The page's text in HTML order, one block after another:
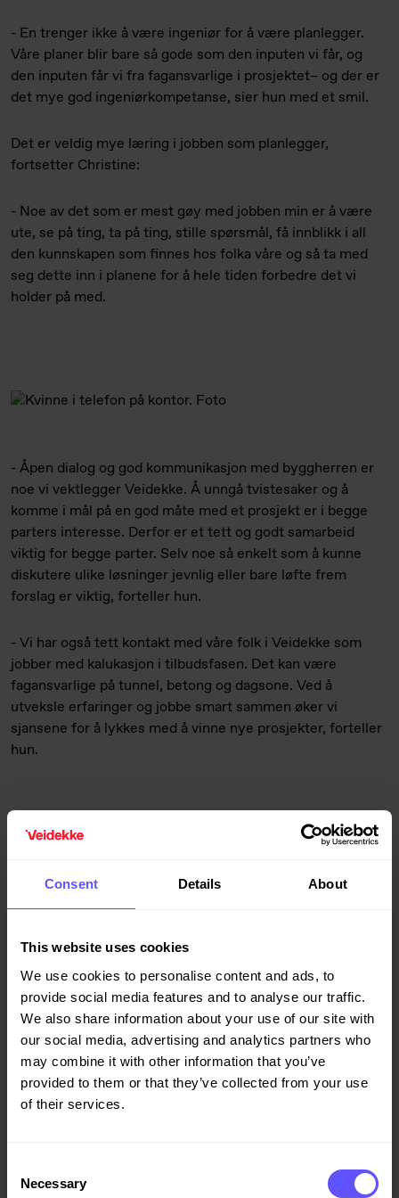
Consent Details About
This website uses cookies
We use cookies to personalise content and ads, to
provide social media features and to analyse our traffic.
We also share information about your use of our site with
our social media, advertising and analytics partners who
may combine it with other information that you’ve
provided to them or that they’ve collected from your use
of their services.
Selection
Necessary
- En trenger ikke å være ingeniør for å være planlegger.
Våre planer blir bare så gode som den inputen vi får, og
den inputen får vi fra fagansvarlige i prosjektet– og der er
det mye god ingeniørkompetanse, sier hun med et smil.
Det er veldig mye læring i jobben som planlegger,
fortsetter Christine:
- Noe av det som er mest gøy med jobben min er å være
ute, se på ting, ta på ting, stille spørsmål, få innblikk i all
den kunnskapen som finnes hos folka våre og så ta med
seg dette inn i planene for å hele tiden forbedre det vi
holder på med.
- Åpen dialog og god kommunikasjon med byggherren er
noe vi vektlegger Veidekke. Å unngå tvistesaker og å
komme i mål på en god måte med et prosjekt er i begge
parters interesse. Derfor er et tett og godt samarbeid
viktig for begge parter. Selv noe så enkelt som å kunne
diskutere ulike løsninger jevnlig eller bare løfte frem
forslag er viktig, forteller hun.
- Vi har også tett kontakt med våre folk i Veidekke som
jobber med kalukasjon i tilbudsfasen. Det kan være
fagansvarlige på tunnel, betong og dagsone. Ved å
utveksle erfaringer og jobbe smart sammen øker vi
sjansene for å lykkes med å vinne nye prosjekter, forteller
hun.
Når Christine forteller om arbedsmiljøet beveger hun seg
raskt inn på hvor spesiell atmosfæren på prosjektet er og
at det skjer så mye hele tiden.
- Ute på prosjekt har man en lagånd og en teamfølelse som
føles kjempebra. Man møter på utfordringer i fellesskap og
løser de utfordringene sammen. Det gjør at tette bånd
knyttes mellom kolleger og det får man veldig gode